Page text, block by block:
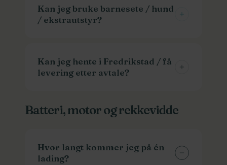
faktaarket/produktinfo. Ved lastesykler
er det normalt angitt vekt på syklist +
Kan jeg bruke barnesete / hund
/ ekstrautstyr?
en av delene. Mange har plass til alt
sammen. Trehjuls lastesykler har aller
dyner og puter. Se “Tilbehør» på
en anbefaling. Vi koser oss med å
hjelpe deg.
Kan jeg hente i Fredrikstad / få
levering etter avtale?
sykkelen sin hos oss selv. De står
om du ønsker det. Ta kontakt, så
Batteri, motor og rekkevidde
Hvor langt kommer jeg på én
lading?